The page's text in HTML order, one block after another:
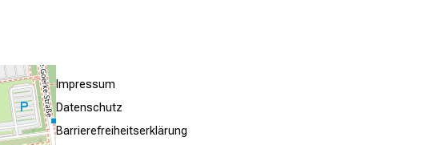
Impressum
Datenschutz
Barrierefreiheitserklärung